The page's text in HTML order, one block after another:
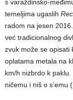
s varaždinsko-
temeljima ugaslih
radom na jesen
već tradicionalnog
zvuk može se opisati
oplatama metala na
km/h nizbrdo k paklu.
ničemu i niš o s’emu